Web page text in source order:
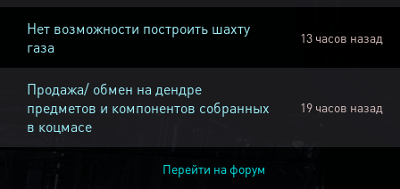
Нет возможности построить шахту
газа
13 часов назад
Продажа/ обмен на дендре
предметов и компонентов собранных
в коцмасе
19 часов назад
Перейти на форум